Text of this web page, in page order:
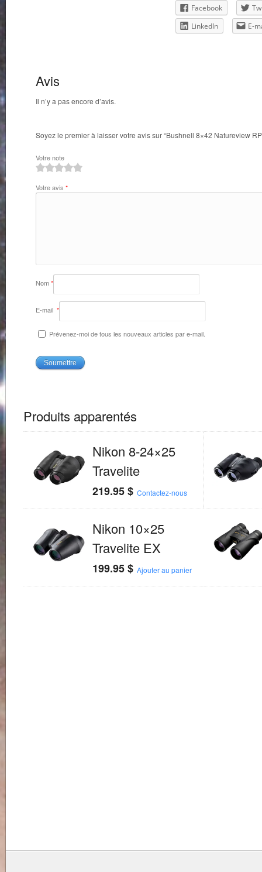
Facebook
LinkedIn
E-
Avis
Il n’y a pas encore d’avis.
Soyez le premier à laisser votre avis sur “Bushnell 8×42 Natureview
Votre note
Votre avis *
Nom*
E-mail *
Prévenez-moi de tous les nouveaux articles par e-mail.
Produits apparentés
Nikon 8-24×25
Travelite
219.95$ Contactez-nous
Nikon 10×25
Travelite EX
199.95$ Ajouter au panier